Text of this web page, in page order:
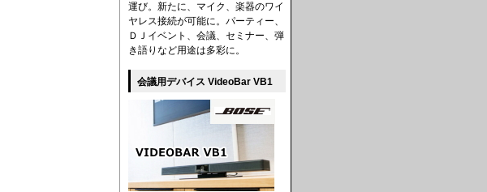
運び。新たに、マイク、楽器のワイ
ヤレス接続が可能に。パーティー、
ＤＪイベント、会議、セミナー、弾
き語りなど用途は多彩に。
会議用デバイス VideoBar VB1